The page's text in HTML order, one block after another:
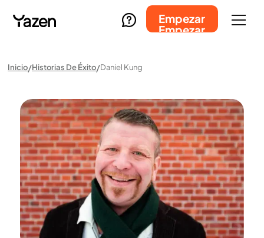
Empezar
Empezar
Inicio Historias De Éxito Daniel Kung